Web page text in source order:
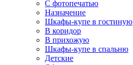
С фотопечатью
Назначение
Шкафы-купе в гостиную
В коридор
В прихожую
Шкафы-купе в спальню
Детские